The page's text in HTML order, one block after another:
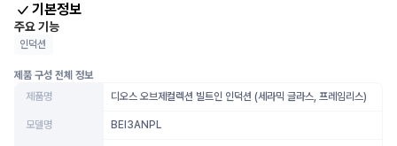
기본정보
주요 기능
인덕션
제품 구성 전체 정보
제품명
디오스 오브제컬렉션 빌트인 인덕션 (세라믹 글라스, 프레임리스)
모델명 BEI3ANPL